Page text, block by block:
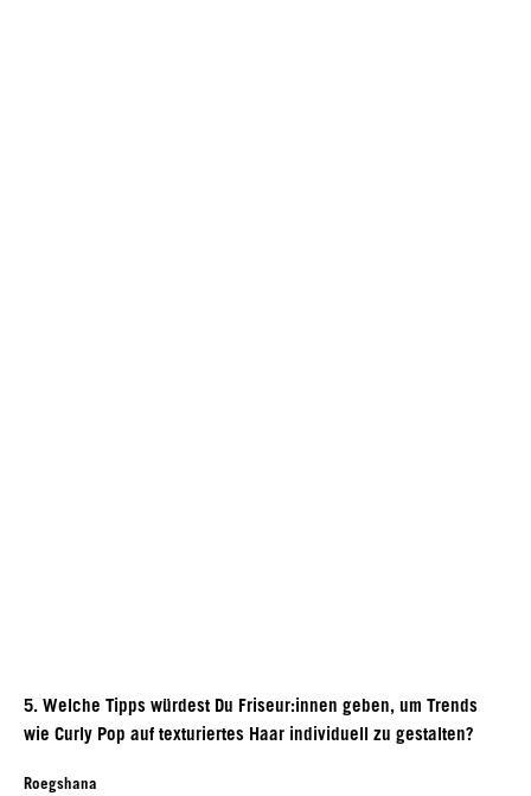
5. Welche Tipps würdest Du Friseur:innen geben, um Trends
wie Curly Pop auf texturiertes Haar individuell zu gestalten?
Roegshana